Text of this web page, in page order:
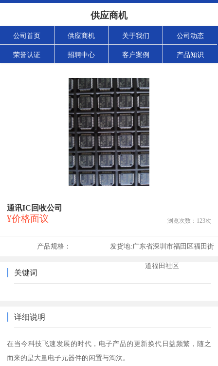
供应商机
公司首页 供应商机 关于我们 公司动态
荣誉认证 招聘中心 客户案例 产品知识
通讯IC回收公司
¥价格面议 浏览次数： 123次
产品规格： 发货地:广东省深圳市福田区福田街
道福田社区
关键词
详细说明
在当今科技飞速发展的时代，电子产品的更新换代日益频繁，随之
而来的是大量电子元器件的闲置与淘汰。